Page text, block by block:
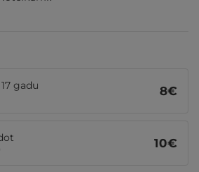
gadu
8€
10€